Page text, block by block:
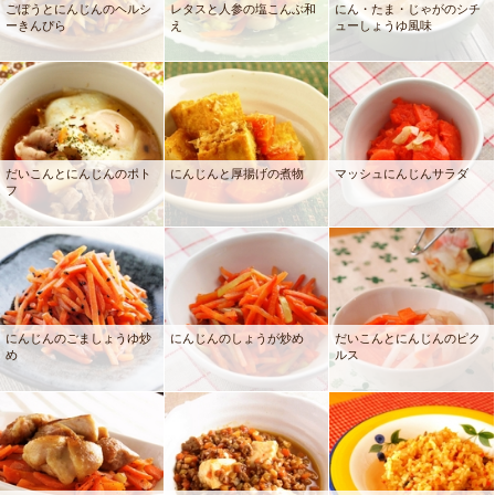
ごぼうとにんじんのヘルシ
ーきんぴら
レタスと人参の塩こんぶ和
え
にん・たま・じゃがのシチ
ューしょうゆ風味
だいこんとにんじんのポト
フ
にんじんと厚揚げの煮物 マッシュにんじんサラダ
にんじんのごましょうゆ炒
め
にんじんのしょうが炒め
だいこんとにんじんのピク
ルス